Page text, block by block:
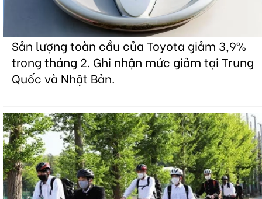
Sản lượng toàn cầu của Toyota giảm 3,9%
trong tháng 2. Ghi nhận mức giảm tại Trung
Quốc và Nhật Bản.